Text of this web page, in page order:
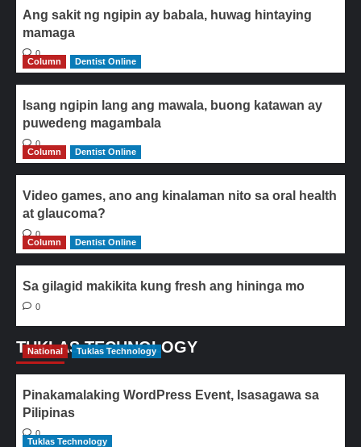
Ang sakit ng ngipin ay babala, huwag hintaying
mamaga
0
Column
Dentist Online
Isang ngipin lang ang mawala, buong katawan ay
puwedeng magambala
0
Column
Dentist Online
Video games, ano ang kinalaman nito sa oral health
at glaucoma?
0
Column
Dentist Online
Sa gilagid makikita kung fresh ang hininga mo
0
TUKLAS TECHNOLOGY
National Tuklas Technology
Pinakamalaking WordPress Event, Isasagawa sa
Pilipinas
0
Tuklas Technology